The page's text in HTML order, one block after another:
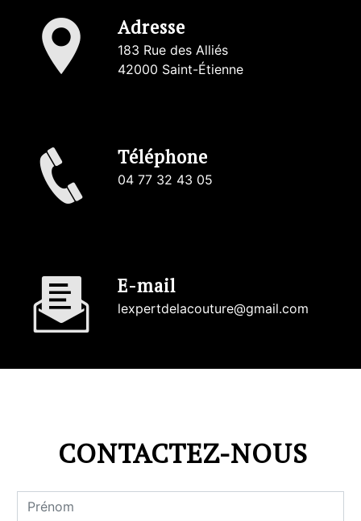
Adresse
183 Rue des Alliés
42000 Saint-Étienne
Téléphone
04 77 32 43 05
E-mail
lexpertdelacouture@gmail.com
CONTACTEZ-NOUS